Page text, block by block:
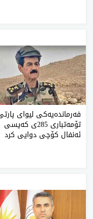
فه‌رمانده‌یه‌كی لیوای
تۆمه‌تباری 285ی كه‌یسی
ئه‌نفال كۆچی دوایی كرد